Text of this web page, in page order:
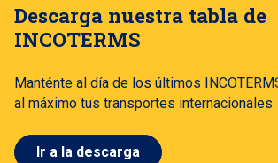
Descarga nuestra tabla de
INCOTERMS
Manténte al día de los últimos
al máximo tus transportes internacionales
Ir a la descarga